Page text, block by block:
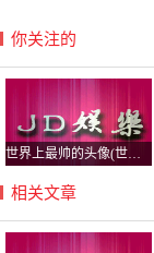
你关注的
世界上最帅的头像(世界上最帅的头像图片)
相关文章